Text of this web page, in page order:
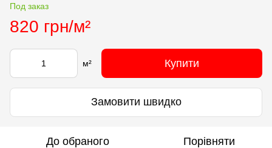
Под заказ
820 грн/м²
м² Купити
Замовити швидко
До обраного Порівняти